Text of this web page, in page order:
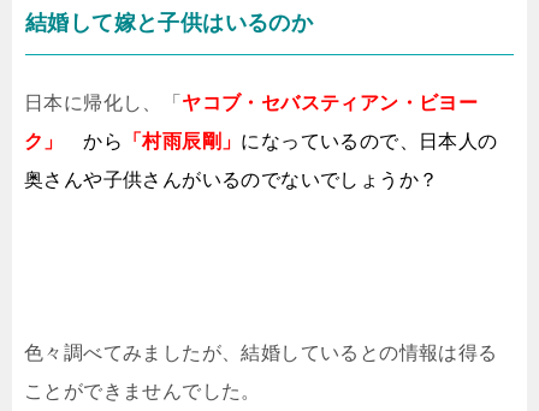
結婚して嫁と子供はいるのか
日本に帰化し、「 ヤコブ・セバスティアン・ビヨー
ク」から 「村雨辰剛」 になっているので、日本人の
奥さんや子供さんがいるのでないでしょうか？
色々調べてみましたが、結婚しているとの情報は得る
ことができませんでした。